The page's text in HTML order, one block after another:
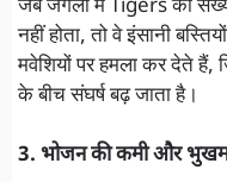
जब जंगलों में Tigers की
नहीं होता, तो वे इंसानी
मवेशियों पर हमला कर देते हैं,
के बीच संघर्ष बढ़ जाता है।
3. भोजन की कमी और